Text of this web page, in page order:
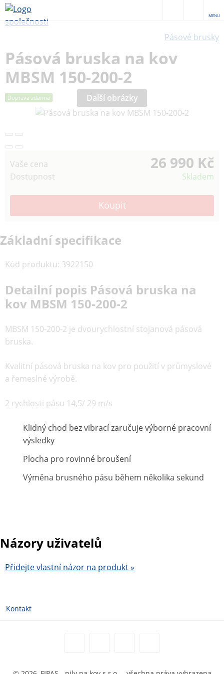
MENU
Pásové brusky
Pásová bruska na kov
MBSM 150-200-2
Doprava zdarma Další obrázky
Vaše cena 26 990 Kč
Dostupnost Skladem
Základní specifikace
Kód produktu: 3922150
Detailní popis Pásová bruska na
kov MBSM 150-200-2
MBSM 150-200-2 je dvourychlostní stojanová pásová
bruska.
Kvalitní pásová bruska na kov pro použití v průmyslové
a řemeslné výrobě.
2 rychlosti pásu 14,5/ 29 m/s
Klidný chod bez vibrací zaručuje výborné pracovní
výsledky
Plocha pro rovinné broušení
Výměna brusného pásu během několika sekund
Názory uživatelů
Přidejte vlastní názor na produkt »
Kontakt